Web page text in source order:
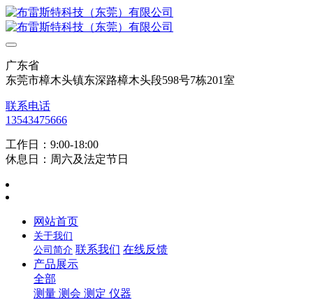
广东省
东莞市樟木头镇东深路樟木头段598号7栋201室
联系电话
13543475666
工作日：9:00-18:00
休息日：周六及法定节日
网站首页
关于我们
公司简介 联系我们 在线反馈
产品展示
全部
测量 测会 测定 仪器